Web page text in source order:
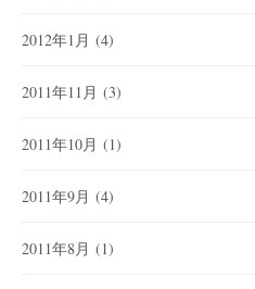
2012年1月 (4)
2011年11月 (3)
2011年10月 (1)
2011年9月 (4)
2011年8月 (1)